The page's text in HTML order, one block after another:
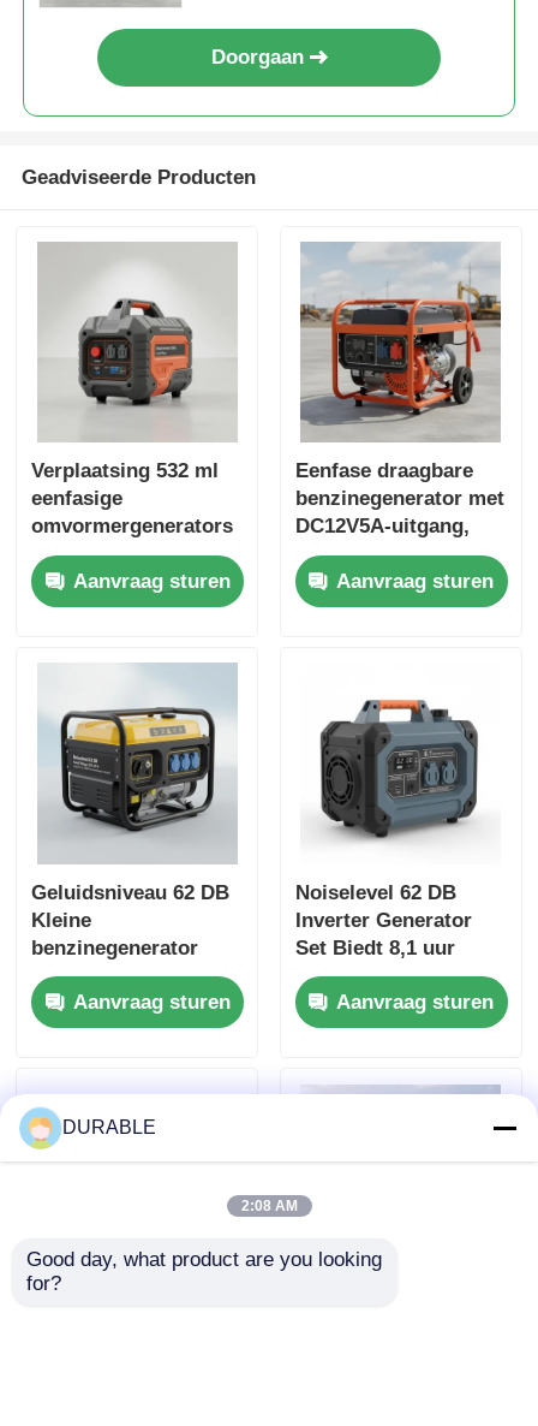
Doorgaan
Geadviseerde Producten
Verplaatsing 532 ml
eenfasige
omvormergenerators
et met USB-oplader
DC5V1A energiebron
voor noodback-up
Aanvraag sturen
Eenfase draagbare
benzinegenerator met
DC12V5A-uitgang,
ideaal voor
buitenwerkplekken en
noodstroomback-up
Aanvraag sturen
Geluidsniveau 62 DB
Kleine
benzinegenerator
Nomenclatuurspannin
g 120 240 V
Energiebron voor
Aanvraag sturen
Noiselevel 62 DB
Inverter Generator
Set Biedt 8,1 uur
looptijd bij volle
belasting en DC-
uitgang DC12V 5A
voor mobiele
Aanvraag sturen
DURABLE
2:08 AM
Good day, what product are you looking
for?